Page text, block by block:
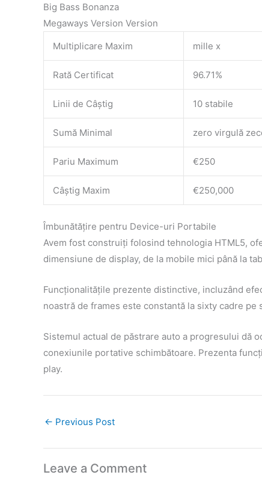
Big Bass Bonanza
Megaways Version Version
Multiplicare Maxim
mille x
Rată Certificat 96.71%
Linii de Câștig 10 stabile
Sumă Minimal zero virgulă
Pariu Maximum €250
Câștig Maxim €250,000
Îmbunătățire pentru Device-uri Portabile
Avem fost construiți folosind tehnologia HTML5,
dimensiune de display, de la mobile mici până la
Funcționalitățile prezente distinctive, incluzând
noastră de frames este constantă la sixty cadre
Sistemul actual de păstrare auto a progresului dă
conexiunile portative schimbătoare. Prezenta
play.
← Previous Post
Leave a Comment